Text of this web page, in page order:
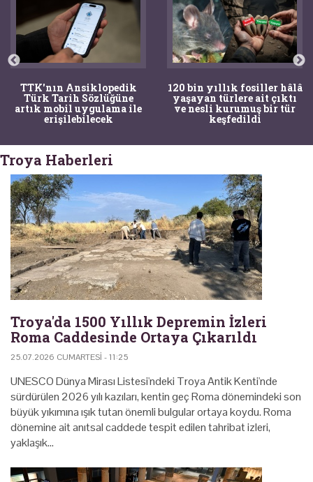
TTK'nın Ansiklopedik
Türk Tarih Sözlüğüne
artık mobil uygulama ile
erişilebilecek
120 bin yıllık fosiller hâlâ
yaşayan türlere ait çıktı
ve nesli kurumuş bir tür
keşfedildi
Troya Haberleri
Troya'da 1500 Yıllık Depremin İzleri
Roma Caddesinde Ortaya Çıkarıldı
25.07.2026 CUMARTESI - 11:25
UNESCO Dünya Mirası Listesi'ndeki Troya Antik Kenti'nde
sürdürülen 2026 yılı kazıları, kentin geç Roma dönemindeki son
büyük yıkımına ışık tutan önemli bulgular ortaya koydu. Roma
dönemine ait anıtsal caddede tespit edilen tahribat izleri,
yaklaşık…